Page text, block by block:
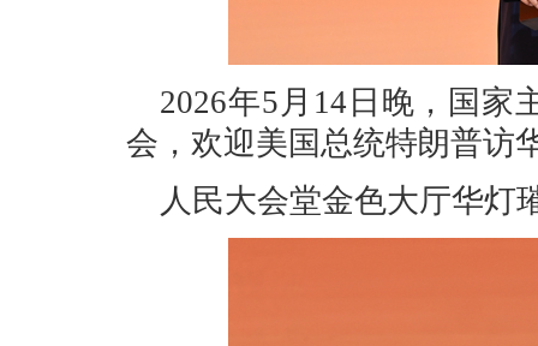
2026年5月14日晚，国家
会，欢迎美国总统特朗普访
人民大会堂金色大厅华灯